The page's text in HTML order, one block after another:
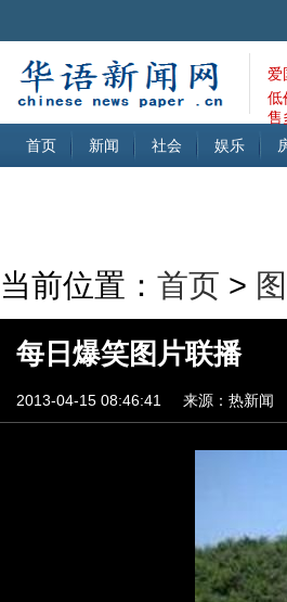
爱
低
售
首页
新闻 社会 娱乐
当前位置： 首页 >
每日爆笑图片联播
2013-04-15 08:46:41 来源：热新闻